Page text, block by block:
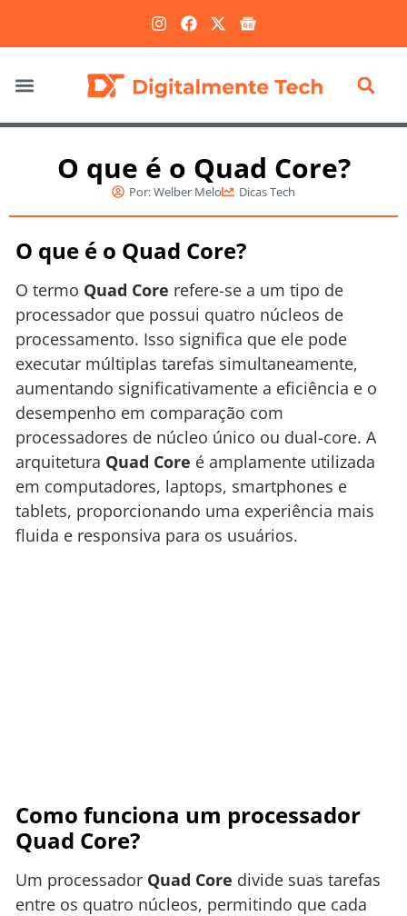
O que é o Quad Core?
Por:Welber Melo Dicas Tech
O que é o Quad Core?
O termo Quad Core refere-se a um tipo de
processador que possui quatro núcleos de
processamento. Isso significa que ele pode
executar múltiplas tarefas simultaneamente,
aumentando significativamente a eficiência e o
desempenho em comparação com
processadores de núcleo único ou dual-core. A
arquitetura Quad Core é amplamente utilizada
em computadores, laptops, smartphones e
tablets, proporcionando uma experiência mais
fluida e responsiva para os usuários.
Como funciona um processador
Quad Core?
Um processador Quad Core divide suas tarefas
entre os quatro núcleos, permitindo que cada